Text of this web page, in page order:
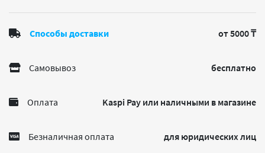
Способы доставки от 5000 ₸
Самовывоз бесплатно
Оплата Kaspi Pay или наличными в магазине
Безналичная оплата для юридических лиц